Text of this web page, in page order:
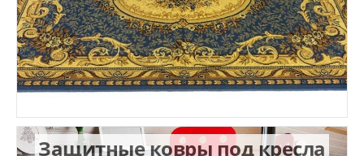
Защитные ковры под кресла